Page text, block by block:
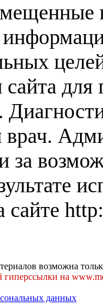
сайта
за
сайте
возможна
гиперссылки на
данных